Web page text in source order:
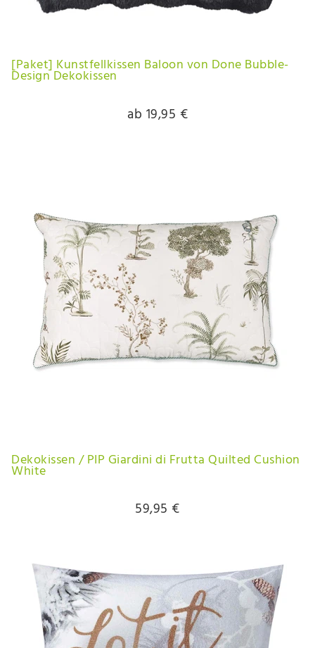
[Paket] Kunstfellkissen Baloon von Done Bubble-
Design Dekokissen
ab 19,95 €
Dekokissen / PIP Giardini di Frutta Quilted Cushion
White
59,95 €